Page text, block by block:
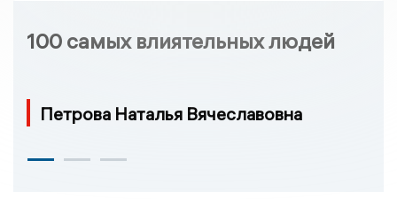
100 самых влиятельных людей
Петрова Наталья Вячеславовна